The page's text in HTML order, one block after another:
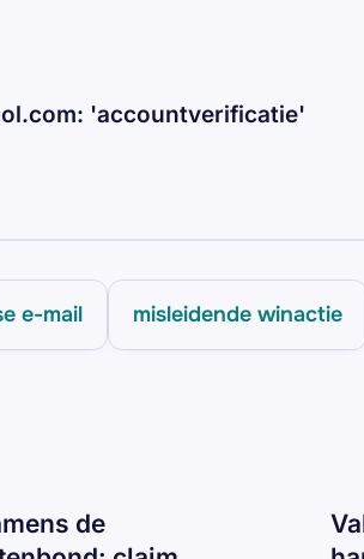
'accountverificatie'
e-mail misleidende winactie
de